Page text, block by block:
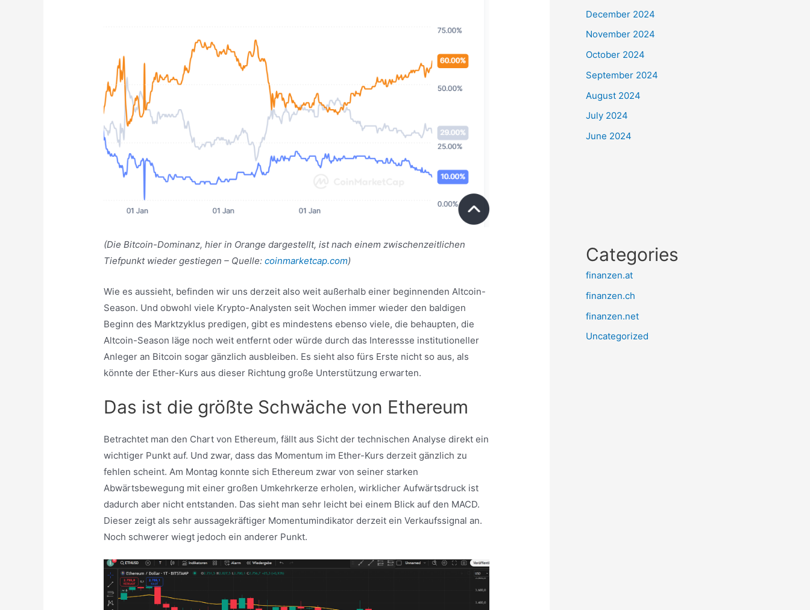
(Die Bitcoin-Dominanz, hier in Orange dargestellt, ist nach einem zwischenzeitlichen
Tiefpunkt wieder gestiegen – Quelle:coinmarketcap.com)
Wie es aussieht, befinden wir uns derzeit also weit außerhalb einer beginnenden Altcoin-
Season. Und obwohl viele Krypto-Analysten seit Wochen immer wieder den baldigen
Beginn des Marktzyklus predigen, gibt es mindestens ebenso viele, die behaupten, die
Altcoin-Season läge noch weit entfernt oder würde durch das Interessse institutioneller
Anleger an Bitcoin sogar gänzlich ausbleiben. Es sieht also fürs Erste nicht so aus, als
könnte der Ether-Kurs aus dieser Richtung große Unterstützung erwarten.
Das ist die größte Schwäche von Ethereum
Betrachtet man den Chart von Ethereum, fällt aus Sicht der technischen Analyse direkt ein
wichtiger Punkt auf. Und zwar, dass das Momentum im Ether-Kurs derzeit gänzlich zu
fehlen scheint. Am Montag konnte sich Ethereum zwar von seiner starken
Abwärtsbewegung mit einer großen Umkehrkerze erholen, wirklicher Aufwärtsdruck ist
dadurch aber nicht entstanden. Das sieht man sehr leicht bei einem Blick auf den MACD.
Dieser zeigt als sehr aussagekräftiger Momentumindikator derzeit ein Verkaufssignal an.
Noch schwerer wiegt jedoch ein anderer Punkt.
December 2024
November 2024
October 2024
September 2024
August 2024
July 2024
June 2024
Categories
finanzen.at
finanzen.ch
finanzen.net
Uncategorized